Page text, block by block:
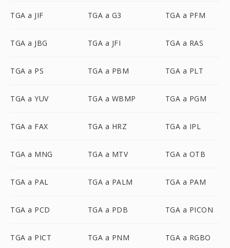
TGA a JIF TGA a G3 TGA a PFM
TGA a JBG TGA a JFI TGA a RAS
TGA a PS TGA a PBM TGA a PLT
TGA a YUV TGA a WBMP TGA a PGM
TGA a FAX TGA a HRZ TGA a IPL
TGA a MNG TGA a MTV TGA a OTB
TGA a PAL TGA a PALM TGA a PAM
TGA a PCD TGA a PDB TGA a PICON
TGA a PICT TGA a PNM TGA a RGBO